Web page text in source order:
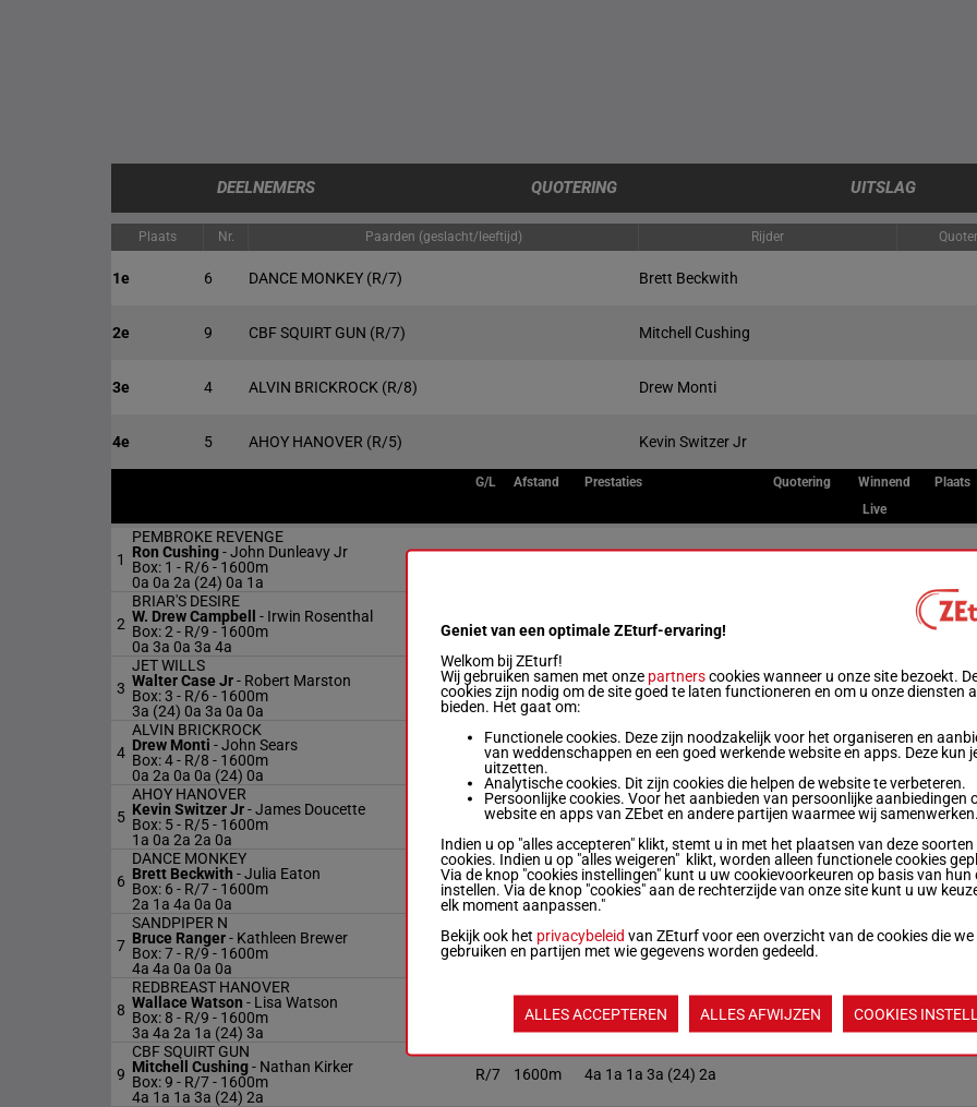
DEELNEMERS QUOTERING UITSLAG
Plaats Nr. Paarden (geslacht/leeftijd) Rijder
1e 6 DANCE MONKEY (R/7) Brett Beckwith
2e 9 CBF SQUIRT GUN (R/7) Mitchell Cushing
3e 4 ALVIN BRICKROCK (R/8) Drew Monti
4e 5 AHOY HANOVER (R/5) Kevin Switzer Jr
G/L Afstand Prestaties Quotering Winnend
Plaats
Live
1
PEMBROKE REVENGE
Ron Cushing-John Dunleavy Jr
Box: 1 - R/6 - 1600m
0a 0a 2a (24) 0a 1a
2
BRIAR'S DESIRE
W. Drew Campbell - Irwin Rosenthal
Box: 2 - R/9 - 1600m
0a 3a 0a 3a 4a
R/9 1600m 0a 3a 0a 3a 4a
3
JET WILLS
Walter Case Jr- Robert Marston
Box: 3 - R/6 - 1600m
3a (24) 0a 3a 0a 0a
R/6 1600m 3a (24) 0a 3a 0a 0a
4
ALVIN BRICKROCK
Drew Monti -John Sears
Box: 4 - R/8 - 1600m
0a 2a 0a 0a (24) 0a
R/8 1600m 0a 2a 0a 0a (24) 0a
5
AHOY HANOVER
Kevin Switzer Jr-James Doucette
Box: 5 - R/5 - 1600m
1a 0a 2a 2a 0a
R/5 1600m 1a 0a 2a 2a 0a
6
DANCE MONKEY
Brett Beckwith -Julia Eaton
Box: 6 - R/7 - 1600m
2a 1a 4a 0a 0a
R/7 1600m 2a 1a 4a 0a 0a
7
SANDPIPER N
Bruce Ranger- Kathleen Brewer
Box: 7 - R/9 - 1600m
4a 4a 0a 0a 0a
R/9 1600m 4a 4a 0a 0a 0a
8
REDBREAST HANOVER
Wallace Watson - Lisa Watson
Box: 8 - R/9 - 1600m
3a 4a 2a 1a (24) 3a
1600m 3a 4a 2a 1a (24) 3a
9
CBF SQUIRT GUN
Mitchell Cushing- Nathan Kirker
Box: 9 - R/7 - 1600m
4a 1a 1a 3a (24) 2a
R/7 1600m 4a 1a 1a 3a (24) 2a
Geniet van een optimale ZEturf-ervaring!
Welkom bij ZEturf!
Wij gebruiken samen met onze partnerscookies wanneer u onze site bezoekt.
cookies zijn nodig om de site goed te laten functioneren en om u onze diensten
bieden. Het gaat om:
Functionele cookies. Deze zijn noodzakelijk voor het organiseren en
van weddenschappen en een goed werkende website en apps. Deze kun
uitzetten.
Analytische cookies. Dit zijn cookies die helpen de website te verbeteren.
Persoonlijke cookies. Voor het aanbieden van persoonlijke aanbiedingen
website en apps van ZEbet en andere partijen waarmee wij
Indien u op "alles accepteren" klikt, stemt u in met het plaatsen van deze soorten
cookies. Indien u op "alles weigeren" klikt, worden alleen functionele cookies
Via de knop "cookies instellingen" kunt u uw cookievoorkeuren op basis van hun
instellen. Via de knop "cookies" aan de rechterzijde van onze site kunt u uw
elk moment aanpassen."
Bekijk ook het privacybeleid van ZEturf voor een overzicht van de cookies die we
gebruiken en partijen met wie gegevens worden gedeeld.
ALLES ACCEPTEREN ALLES AFWIJZEN COOKIES